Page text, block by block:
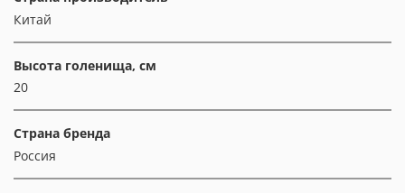
Китай
Высота голенища, см
20
Страна бренда
Россия